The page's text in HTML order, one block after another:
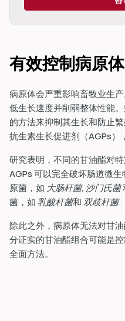
有效控制病原体
病原体会严重影响畜牧业生
低生长速度并削弱整体性能
的方法来抑制其生长和防止
抗生素生长促进剂（AGPs）
研究表明，不同的甘油酯对
AGPs 可以完全破坏肠道微
原菌，如 大肠杆菌, 沙门氏菌
菌，如 乳酸杆菌和双歧杆菌.
除此之外，病原体无法对甘
分证实的甘油酯组合可能是
全面方法。